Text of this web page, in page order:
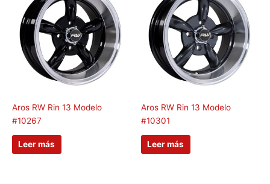
Aros RW Rin 13 Modelo
#10267
Leer más
Aros RW Rin 13 Modelo
#10301
Leer más